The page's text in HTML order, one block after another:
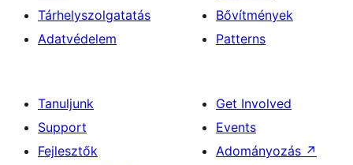
Tárhelyszolgatatás
Adatvédelem
Bővítmények
Patterns
Tanuljunk
Support
Fejlesztők
Get Involved
Events
Adományozás ↗